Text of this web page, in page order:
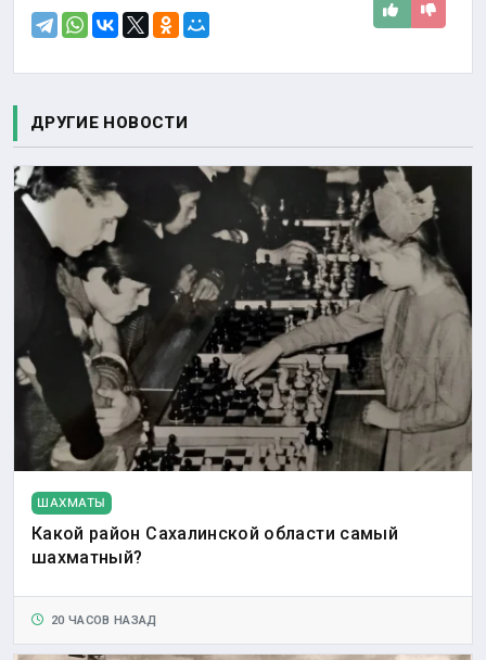
ДРУГИЕ НОВОСТИ
ШАХМАТЫ
Какой район Сахалинской области самый
шахматный?
20 ЧАСОВ НАЗАД